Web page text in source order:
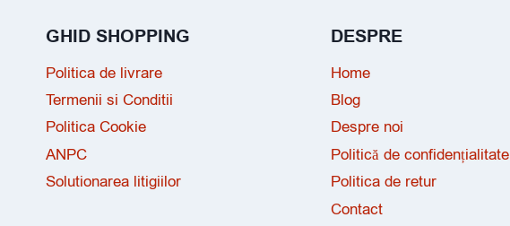
GHID SHOPPING
Politica de livrare
Termenii si Conditii
Politica Cookie
ANPC
Solutionarea litigiilor
DESPRE
Home
Blog
Despre noi
Politică de confidențialitate
Politica de retur
Contact